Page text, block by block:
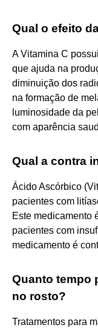
Qual o efeito
A Vitamina C
que ajuda na
diminuição dos
na formação de
luminosidade da
com aparência
Qual a contra
Ácido Ascórbico
pacientes com
Este medicamento
pacientes com
medicamento é
Quanto tempo
no rosto?
Tratamentos para